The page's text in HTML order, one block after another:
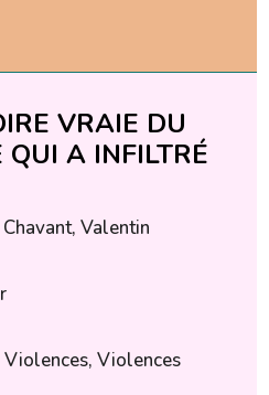
VRAIE DU
QUI A INFILTRÉ
Valentin
Violences, Violences